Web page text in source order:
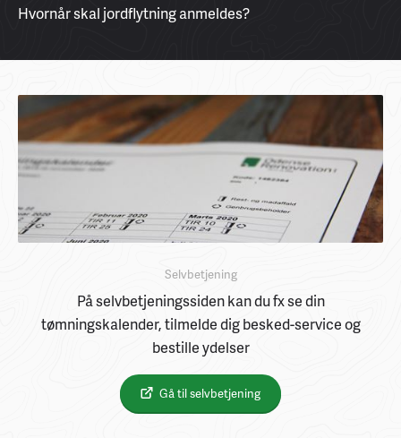
Hvornår skal jordflytning anmeldes?
Selvbetjening
På selvbetjeningssiden kan du fx se din
tømningskalender, tilmelde dig besked-service og
bestille ydelser
Gå til selvbetjening